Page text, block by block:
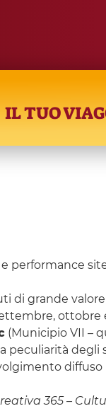
IL TUO
performance
di grande
ottobre
(Municipio VII –
peculiarità degli
diffuso
365 –